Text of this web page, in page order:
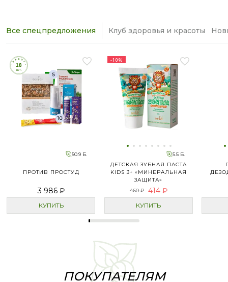
Все спецпредложения Клуб здоровья и красоты
50.9 Б.
ПРОТИВ ПРОСТУД
3 986 ₽
КУПИТЬ
-10%
5.5 Б.
ДЕТСКАЯ ЗУБНАЯ ПАСТА
KIDS 3+ «МИНЕРАЛЬНАЯ
ЗАЩИТА»
460 ₽
414 ₽
КУПИТЬ
ПОКУПАТЕЛЯМ